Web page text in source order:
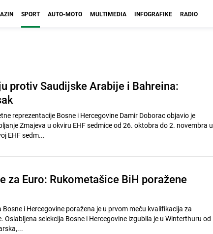
SPORT AUTO-MOTO MULTIMEDIA INFOGRAFIKE RADIO
protiv Saudijske Arabije i Bahreina:
reprezentacije Bosne i Hercegovine Damir Doborac objavio je
Zmajeva u okviru EHF sedmice od 26. oktobra do 2. novembra u
EHF sedm...
za Euro: Rukometašice BiH poražene
i Hercegovine poražena je u prvom meču kvalifikacija za
selekcija Bosne i Hercegovine izgubila je u Winterthuru od